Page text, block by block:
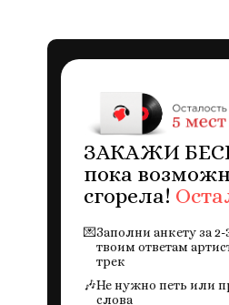
ЗАКАЖИ
пока
сгорела!
💌Заполни анкету за
твоим ответам
трек
🎶Не нужно петь или
слова